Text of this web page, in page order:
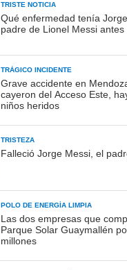
TRISTE NOTICIA
Qué enfermedad tenía
padre de Lionel Messi
TRÁGICO INCIDENTE
Grave accidente en
cayeron del Acceso Este,
niños heridos
TRISTEZA
Falleció Jorge Messi, el
POLO DE ENERGÍA LIMPIA
Las dos empresas que
Parque Solar Guaymallén
millones